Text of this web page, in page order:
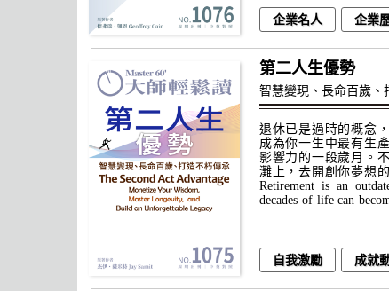
企業名人 企業
第二人生優勢
智慧變現、長命百歲、
退休已是過時的概念
成為你一生中最有生
影響力的一段歲月。
灘上，去開創你夢想
Retirement is an
decades of life can
自我激勵 成就